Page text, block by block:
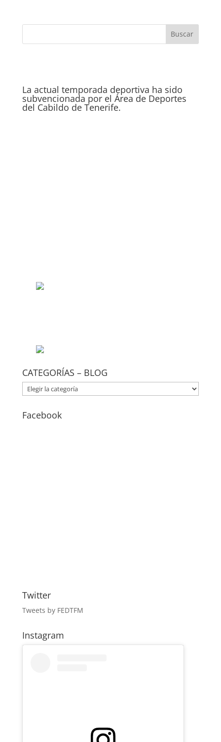
La actual temporada deportiva ha sido
subvencionada por el Área de Deportes
del Cabildo de Tenerife.
CATEGORÍAS – BLOG
CATEGORÍAS
–
Facebook
Twitter
Tweets by FEDTFM
Instagram